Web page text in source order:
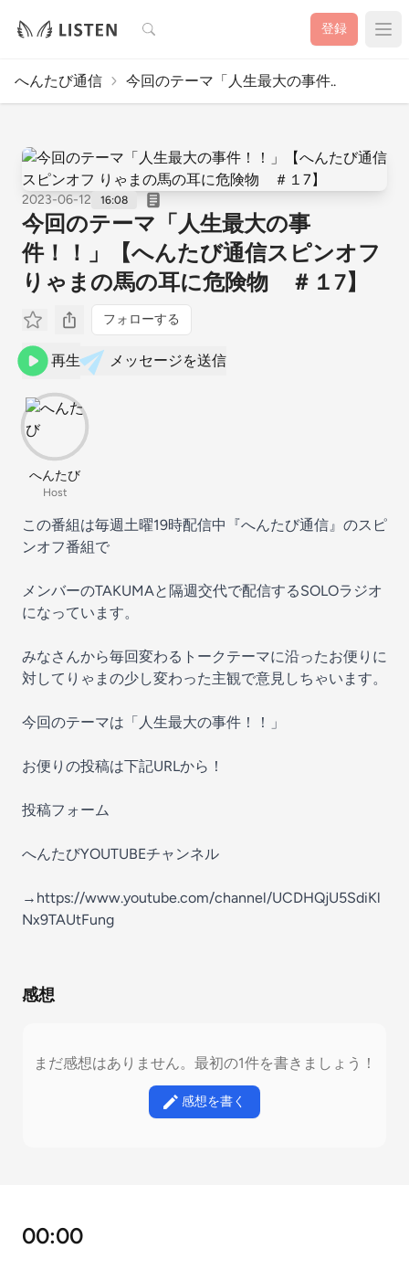
検索 登録
へんたび通信 今回のテーマ「人生最大の事件..
2023-06-12 16:08
今回のテーマ「人生最大の事
件！！」【へんたび通信スピンオフ
りゃまの馬の耳に危険物 ＃１7】
フォローする
再生 メッセージを送信
へんたび
Host
この番組は毎週土曜19時配信中『へんたび通信』のスピ
ンオフ番組で
メンバーのTAKUMAと隔週交代で配信するSOLOラジオ
になっています。
みなさんから毎回変わるトークテーマに沿ったお便りに
対してりゃまの少し変わった主観で意見しちゃいます。
今回のテーマは「人生最大の事件！！」
お便りの投稿は下記URLから！
投稿フォーム
へんたびYOUTUBEチャンネル
→https://www.youtube.com/channel/UCDHQjU5SdiKl
Nx9TAUtFung
感想
まだ感想はありません。最初の1件を書きましょう！
感想を書く
00:00